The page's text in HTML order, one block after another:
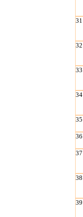
31
32
33
34
35
36
37
38
39